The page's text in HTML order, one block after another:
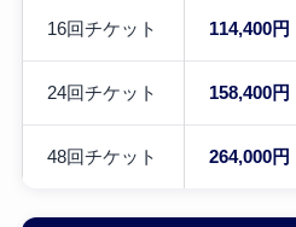
16回チケット 114,400円
24回チケット 158,400円
48回チケット 264,000円